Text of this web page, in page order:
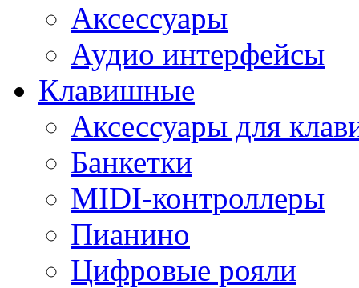
Аксессуары
Аудио интерфейсы
Клавишные
Аксессуары для
Банкетки
MIDI-контроллеры
Пианино
Цифровые рояли